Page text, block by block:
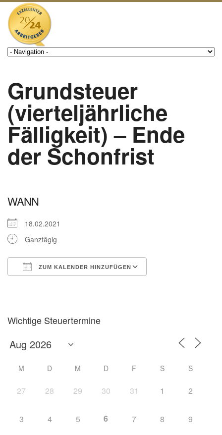
Grundsteuer
(vierteljährliche
Fälligkeit) – Ende
der Schonfrist
WANN
18.02.2021
Ganztägig
ZUM KALENDER HINZUFÜGEN
Wichtige Steuertermine
M D M D F S S
27 28 29 30 31 1 2
3 4 5 6 7 8 9